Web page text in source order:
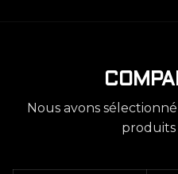
Nous avons
produits